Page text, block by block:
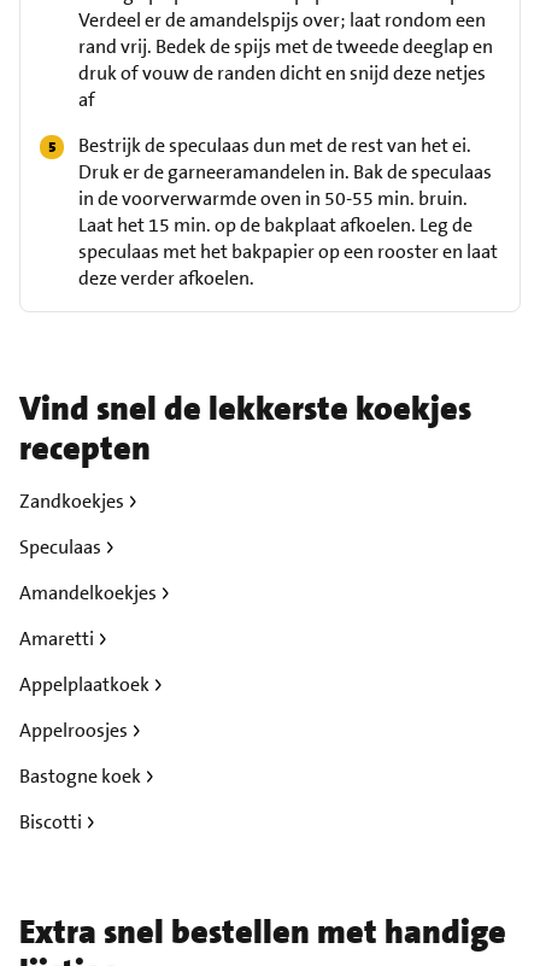
Verdeel er de amandelspijs over; laat rondom een
rand vrij. Bedek de spijs met de tweede deeglap en
druk of vouw de randen dicht en snijd deze netjes
af
Bestrijk de speculaas dun met de rest van het ei.
Druk er de garneeramandelen in. Bak de speculaas
in de voorverwarmde oven in 50-55 min. bruin.
Laat het 15 min. op de bakplaat afkoelen. Leg de
speculaas met het bakpapier op een rooster en laat
deze verder afkoelen.
Vind snel de lekkerste koekjes
recepten
Zandkoekjes
Speculaas
Amandelkoekjes
Amaretti
Appelplaatkoek
Appelroosjes
Bastogne koek
Biscotti
Extra snel bestellen met handige